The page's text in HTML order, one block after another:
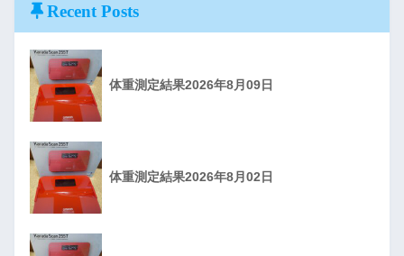
Recent Posts
体重測定結果2026年8月09日
体重測定結果2026年8月02日